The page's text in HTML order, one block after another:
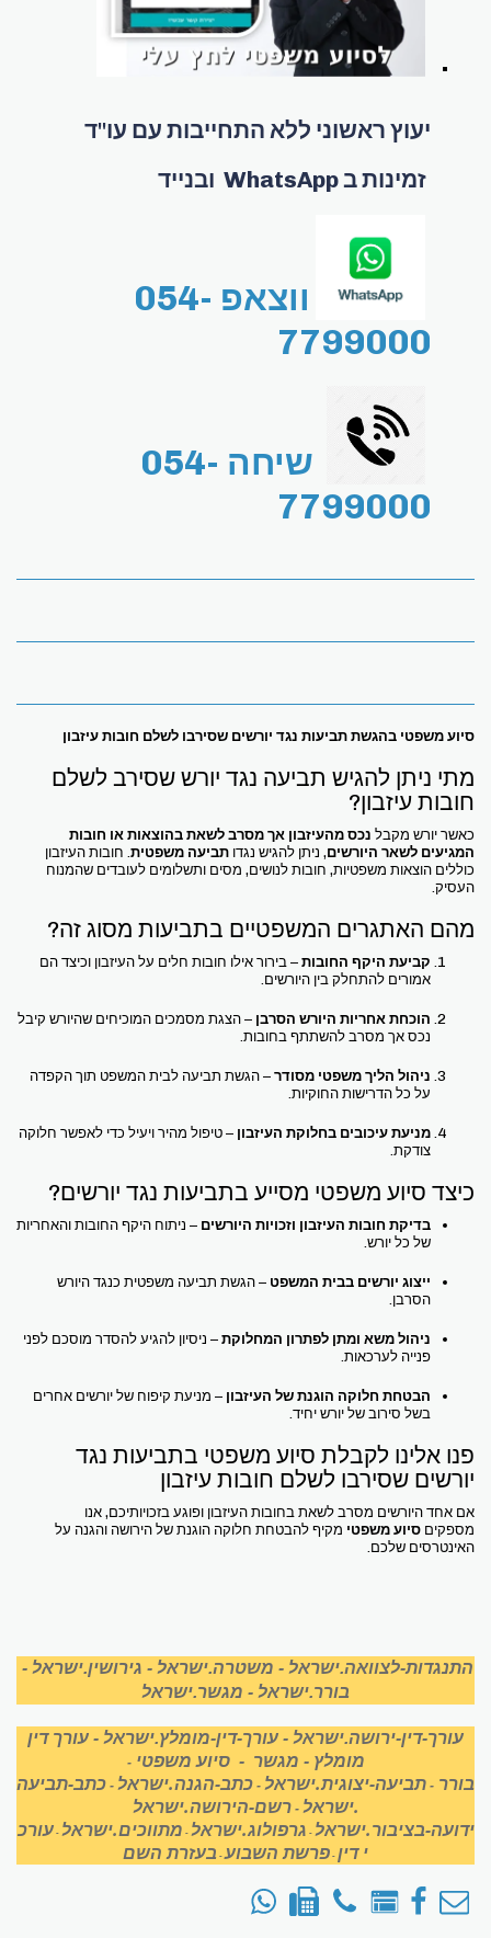
יעוץ ראשוני ללא התחייבות עם עו"ד
זמינות ב WhatsApp ובנייד
ווצאפ 054-
7799000
שיחה 054-
7799000
סיוע משפטי בהגשת תביעות נגד יורשים שסירבו לשלם חובות עיזבון
מתי ניתן להגיש תביעה נגד יורש שסירב לשלם
חובות עיזבון?
כאשר יורש מקבל נכס מהעיזבון אך מסרב לשאת בהוצאות או חובות
המגיעים לשאר היורשים, ניתן להגיש נגדו תביעה משפטית. חובות העיזבון
כוללים הוצאות משפטיות, חובות לנושים, מסים ותשלומים לעובדים שהמנוח
העסיק.
מהם האתגרים המשפטיים בתביעות מסוג זה?
קביעת היקף החובות– בירור אילו חובות חלים על העיזבון וכיצד הם
אמורים להתחלק בין היורשים.
הוכחת אחריות היורש הסרבן – הצגת מסמכים המוכיחים שהיורש קיבל
נכס אך מסרב להשתתף בחובות.
ניהול הליך משפטי מסודר– הגשת תביעה לבית המשפט תוך הקפדה
על כל הדרישות החוקיות.
מניעת עיכובים בחלוקת העיזבון – טיפול מהיר ויעיל כדי לאפשר חלוקה
צודקת.
כיצד סיוע משפטי מסייע בתביעות נגד יורשים?
בדיקת חובות העיזבון וזכויות היורשים – ניתוח היקף החובות והאחריות
של כל יורש.
ייצוג יורשים בבית המשפט – הגשת תביעה משפטית כנגד היורש
הסרבן.
ניהול משא ומתן לפתרון המחלוקת– ניסיון להגיע להסדר מוסכם לפני
פנייה לערכאות.
הבטחת חלוקה הוגנת של העיזבון – מניעת קיפוח של יורשים אחרים
בשל סירוב של יורש יחיד.
פנו אלינו לקבלת סיוע משפטי בתביעות נגד
יורשים שסירבו לשלם חובות עיזבון
אם אחד היורשים מסרב לשאת בחובות העיזבון ופוגע בזכויותיכם, אנו
מספקים סיוע משפטי מקיף להבטחת חלוקה הוגנת של הירושה והגנה על
האינטרסים שלכם.
התנגדות-לצוואה.ישראל - משטרה.ישראל - גירושין.ישראל -
בורר.ישראל - מגשר.ישראל
עורך-דין-ירושה.ישראל - עורך-דין-מומלץ.ישראל - עורך דין
מומלץ - מגשר -סיוע משפטי -
בורר - תביעה-יצוגית.ישראל - כתב-הגנה.ישראל - כתב-תביעה
.ישראל -רשם-הירושה.ישראל
ידועה-בציבור.ישראל - גרפולוג.ישראל - מתווכים.ישראל - עורכ
י דין - פרשת השבוע- בעזרת השם